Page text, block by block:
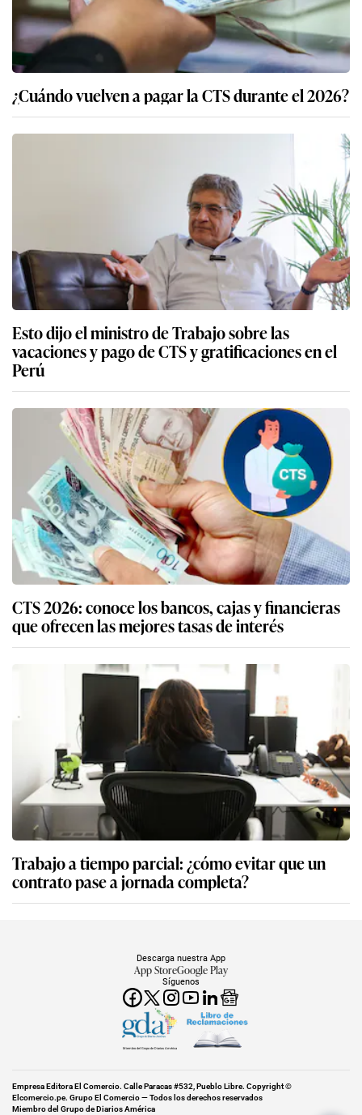
¿Cuándo vuelven a pagar la CTS durante el 2026?
Esto dijo el ministro de Trabajo sobre las
vacaciones y pago de CTS y gratificaciones en el
Perú
CTS 2026: conoce los bancos, cajas y financieras
que ofrecen las mejores tasas de interés
Trabajo a tiempo parcial: ¿cómo evitar que un
contrato pase a jornada completa?
Síguenos
Descarga nuestra App
App StoreGoogle Play
Miembro del Grupo de Diarios América
Empresa Editora El Comercio. Calle Paracas #532, Pueblo Libre. Copyright ©
Elcomercio.pe. Grupo El Comercio — Todos los derechos reservados
Miembro del Grupo de Diarios América